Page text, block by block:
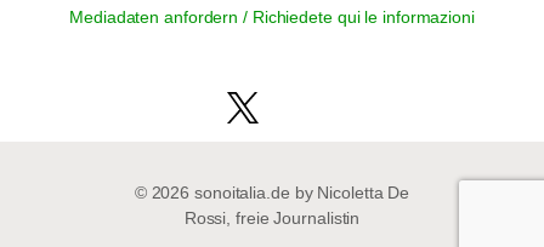
Mediadaten anfordern / Richiedete qui le informazioni
© 2026 sonoitalia.de by Nicoletta De
Rossi, freie Journalistin